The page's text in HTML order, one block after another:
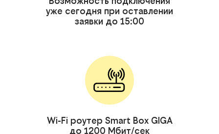
уже сегодня при оставлении
заявки до 15:00
Wi-Fi роутер Smart Box GIGA
до 1200 Мбит/сек